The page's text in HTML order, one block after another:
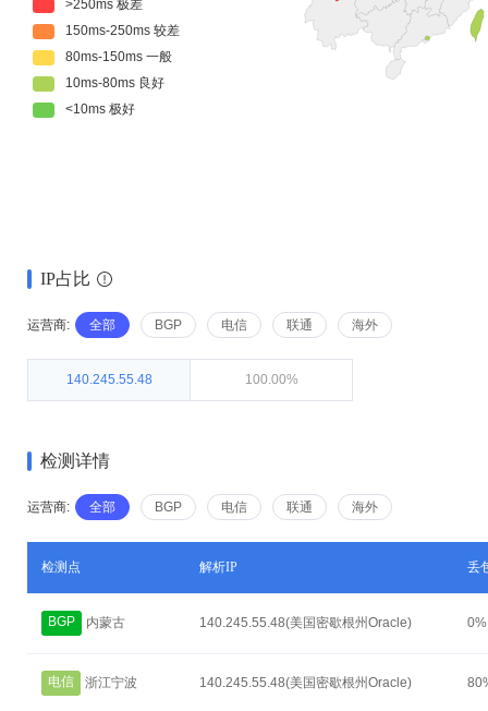
IP占比
运营商: 全部 BGP 电信 联通 海外
140.245.55.48 100.00%
检测详情
运营商: 全部 BGP 电信 联通 海外
检测点 解析IP 丢
BGP 内蒙古 140.245.55.48(美国密歇根州Oracle) 0%
电信 浙江宁波 140.245.55.48(美国密歇根州Oracle)